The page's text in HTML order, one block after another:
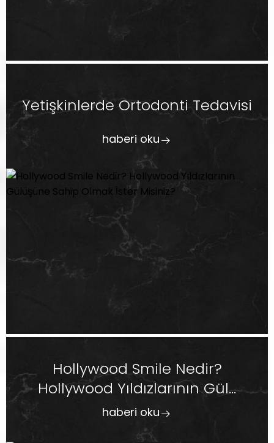
Yetişkinlerde Ortodonti Tedavisi
haberi oku
Hollywood Smile Nedir?
Hollywood Yıldızlarının Gül...
haberi oku